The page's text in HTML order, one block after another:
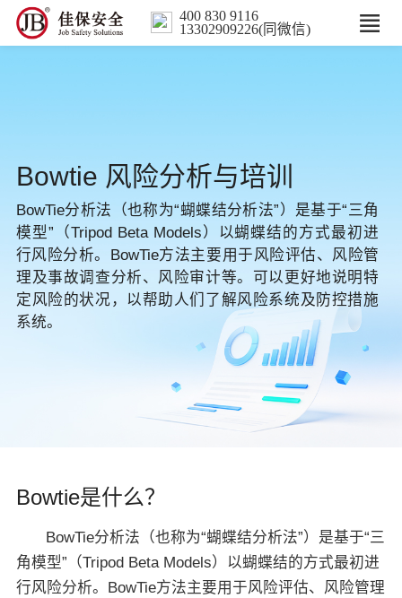
400 830 9116
13302909226(同微信)
数智解决方案
行业案例
培训
人力服务
Bowtie 风险分析与培训
BowTie分析法（也称为“蝴蝶结分析法”）是基于“三角
模型”（Tripod Beta Models）以蝴蝶结的方式最初进
行风险分析。BowTie方法主要用于风险评估、风险管
理及事故调查分析、风险审计等。可以更好地说明特
定风险的状况，以帮助人们了解风险系统及防控措施
系统。
Bowtie是什么？
BowTie分析法（也称为“蝴蝶结分析法”）是基于“三
角模型”（Tripod Beta Models）以蝴蝶结的方式最初进
行风险分析。BowTie方法主要用于风险评估、风险管理